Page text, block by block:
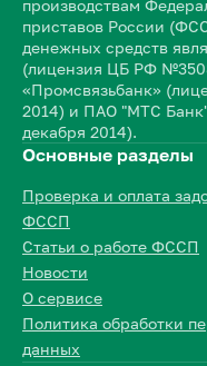
производствам
приставов России
денежных средств
(лицензия ЦБ РФ
«Промсвязьбанк»
2014) и ПАО "МТС
декабря 2014).
Основные разделы
Проверка и оплата
ФССП
Статьи о работе ФССП
Новости
О сервисе
Политика обработки
данных